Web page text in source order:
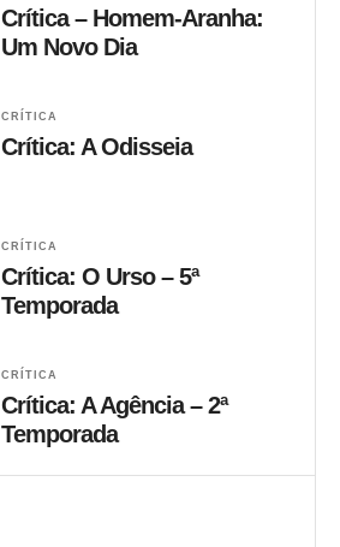
Crítica – Homem-Aranha:
Um Novo Dia
CRÍTICA
Crítica: A Odisseia
CRÍTICA
Crítica: O Urso – 5ª
Temporada
CRÍTICA
Crítica: A Agência – 2ª
Temporada